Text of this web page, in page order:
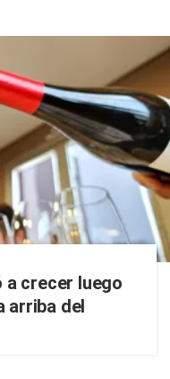
a crecer luego
arriba del